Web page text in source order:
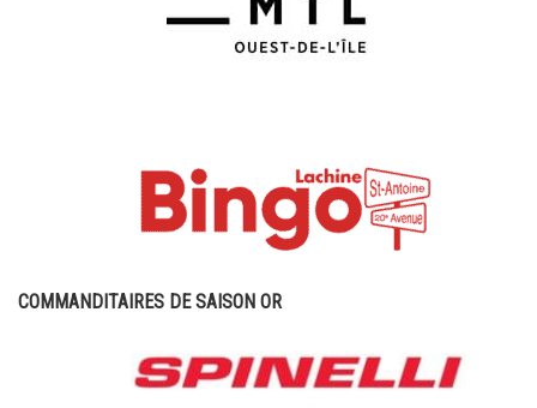
COMMANDITAIRES DE SAISON OR